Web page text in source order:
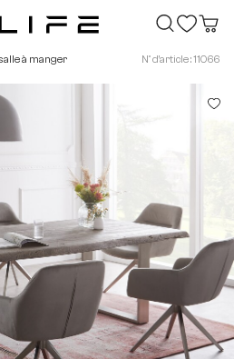
à manger N° d'article : 11066